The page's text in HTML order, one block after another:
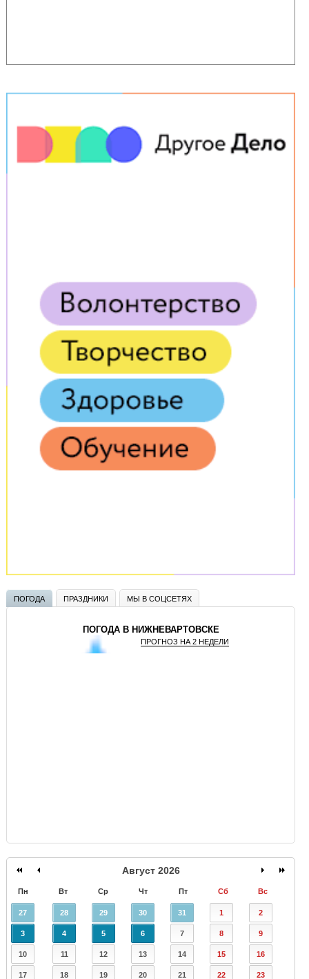
ПОГОДА ПРАЗДНИКИ МЫ В СОЦСЕТЯХ
ПОГОДА В НИЖНЕВАРТОВСКЕ
ПРОГНОЗ НА 2 НЕДЕЛИ
Август 2026
Пн Вт Ср Чт Пт Сб Вс
27 28 29 30 31 1 2
3 4 5 6 7 8 9
10 11 12 13 14 15 16
17 18 19 20 21 22 23